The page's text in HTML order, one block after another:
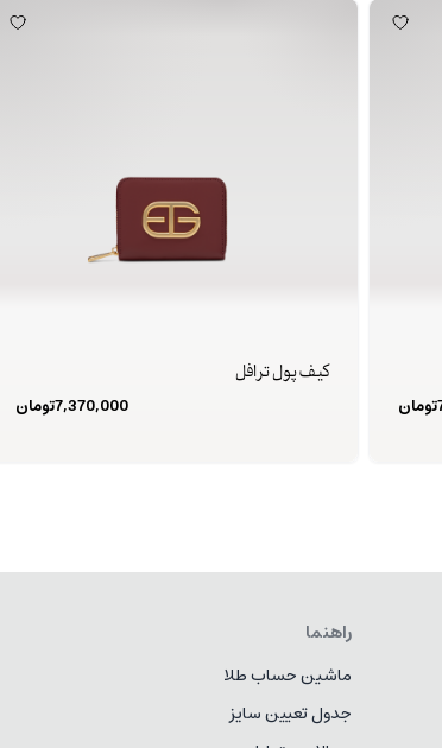
تومان
کیف پول ترافل
7,370,000تومان
راهنما
ماشین حساب طلا
جدول تعیین سایز